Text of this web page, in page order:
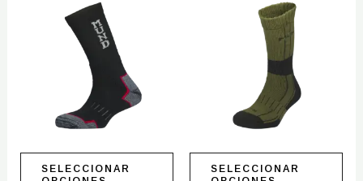
SELECCIONAR
producto
múltiples
opciones
pueden
elegir
SELECCIONAR
opciones
pueden
elegir